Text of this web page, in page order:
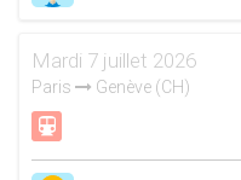
Mardi 7 juillet 2026
Paris Genève (CH)